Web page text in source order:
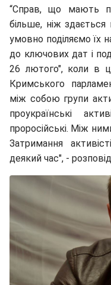
“Справ, що мають
більше, ніж
умовно поділяємо їх
до ключових дат і
26 лютого", коли в
Кримського
між собою групи
проукраїнські
проросійські. Між
Затримання
деякий час", -